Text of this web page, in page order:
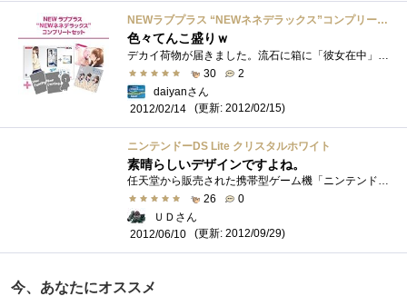
NEWラブプラス “NEWネネデラックス”コンプリートセット
色々てんこ盛りｗ
デカイ荷物が届きました。流石に箱に「彼女在中」とかは書いてませんでしたｗ比較に3DSを置いてみました。と、いう訳で抽選販売と最後の先着�...
30
2
daiyanさん
2012/02/14
(更新: 2012/02/15)
ニンテンドーDS Lite クリスタルホワイト
素晴らしいデザインですよね。
任天堂から販売された携帯型ゲーム機「ニンテンドーDSLite」です「ニンテンドーDSLite」は、ニンテンドーDSの機能はそのままに、本体の薄型軽量化...
26
0
ＵＤさん
2012/06/10
(更新: 2012/09/29)
今、あなたにオススメ